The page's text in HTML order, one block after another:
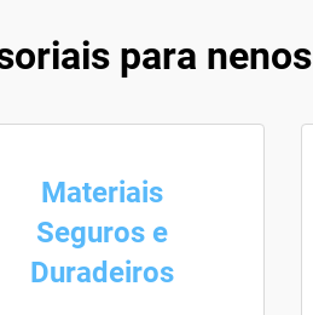
para nenos
Materiais
Seguros e
Duradeiros